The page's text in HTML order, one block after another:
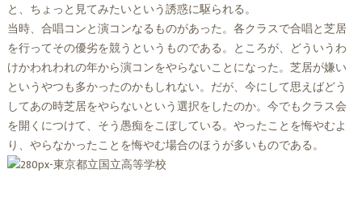
と、ちょっと見てみたいという誘惑に駆られる。
当時、合唱コンと演コンなるものがあった。各クラスで合唱と芝居
を行ってその優劣を競うというものである。ところが、どういうわ
けかわれわれの年から演コンをやらないことになった。芝居が嫌い
というやつも多かったのかもしれない。だが、今にして思えばどう
してあの時芝居をやらないという選択をしたのか。今でもクラス会
を開くにつけて、そう愚痴をこぼしている。やったことを悔やむよ
り、やらなかったことを悔やむ場合のほうが多いものである。